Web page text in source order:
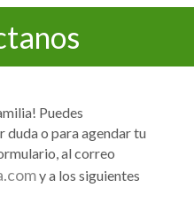
Puedes
duda o para agendar tu
al correo
y a los siguientes